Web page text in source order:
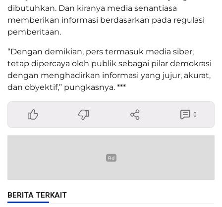
dibutuhkan. Dan kiranya media senantiasa
memberikan informasi berdasarkan pada regulasi
pemberitaan.
“Dengan demikian, pers termasuk media siber,
tetap dipercaya oleh publik sebagai pilar demokrasi
dengan menghadirkan informasi yang jujur, akurat,
dan obyektif,” pungkasnya. ***
0
BERITA TERKAIT